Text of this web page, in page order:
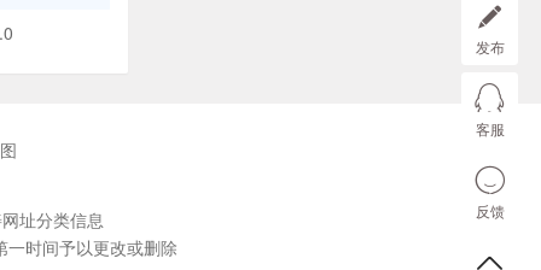
址分类信息
时间予以更改或删除
发布
客服
反馈